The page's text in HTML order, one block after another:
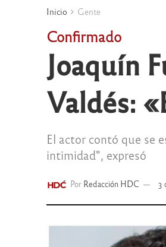
Inicio Gente
Confirmado
Joaquín
Valdés:
El actor contó que se
intimidad", expresó
Por Redacción HDC 3